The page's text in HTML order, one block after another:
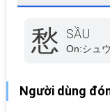
愁 SẦU
On:シュウ
Người dùng